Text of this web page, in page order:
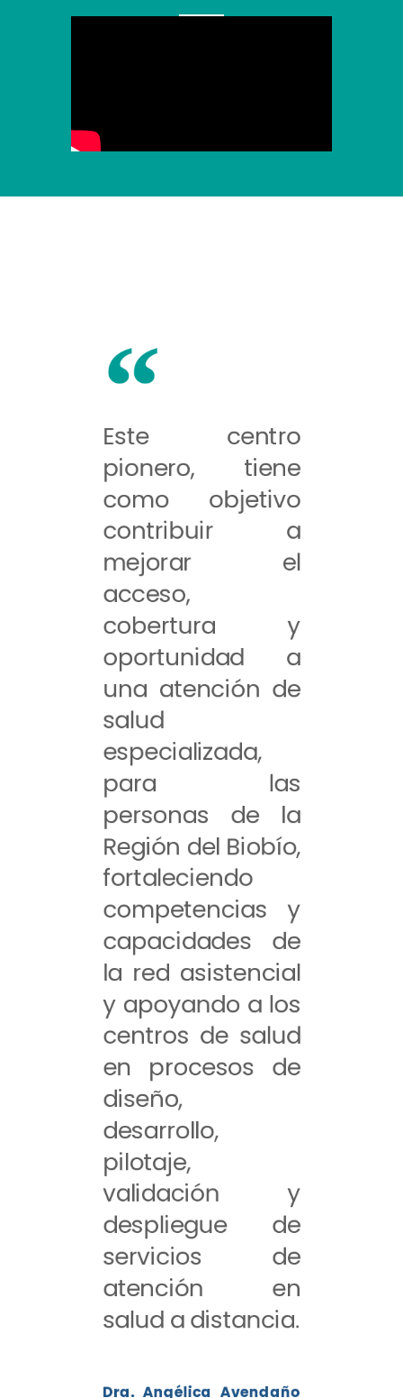
Este centro
pionero, tiene
como objetivo
contribuir a
mejorar el
acceso,
cobertura y
oportunidad a
una atención de
salud
especializada,
para las
personas de la
Región del Biobío,
fortaleciendo
competencias y
capacidades de
la red asistencial
y apoyando a los
centros de salud
en procesos de
diseño,
desarrollo,
pilotaje,
validación y
despliegue de
servicios de
atención en
salud a distancia.
Dra. Angélica Avendaño